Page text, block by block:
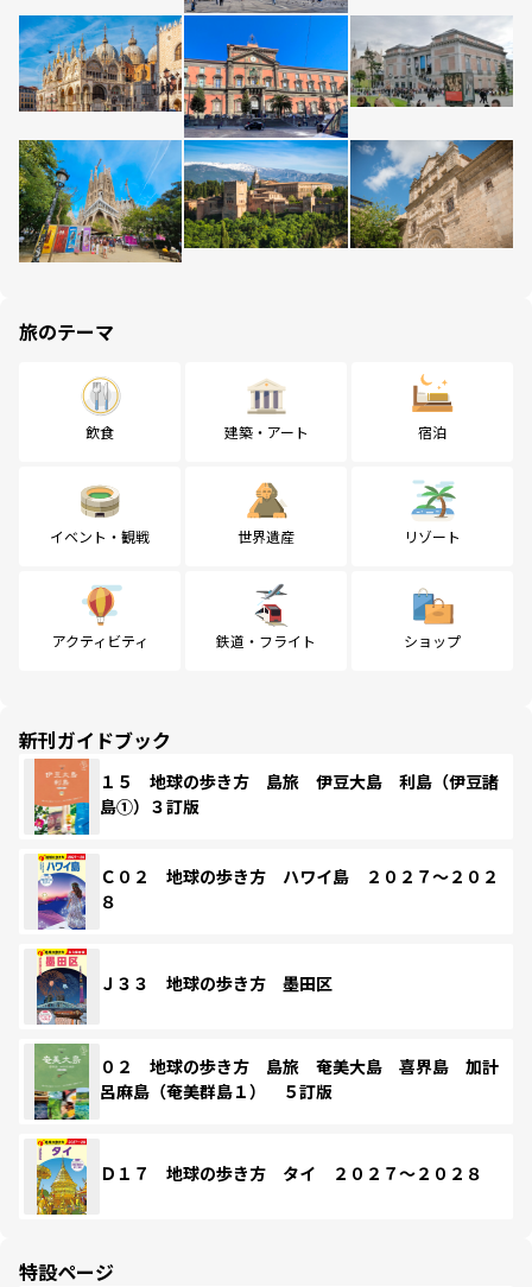
旅のテーマ
飲食 建築・アート 宿泊
イベント・観戦 世界遺産 リゾート
アクティビティ 鉄道・フライト ショップ
新刊ガイドブック
１５ 地球の歩き方 島旅 伊豆大島 利島（伊豆諸
島①）３訂版
Ｃ０２ 地球の歩き方 ハワイ島 ２０２７～２０２
８
Ｊ３３ 地球の歩き方 墨田区
０２ 地球の歩き方 島旅 奄美大島 喜界島 加計
呂麻島（奄美群島１） ５訂版
Ｄ１７ 地球の歩き方 タイ ２０２７～２０２８
特設ページ